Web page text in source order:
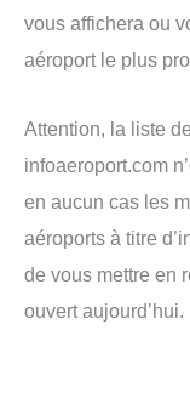
vous affichera ou
aéroport le plus
Attention, la liste
infoaeroport.com
en aucun cas les
aéroports à titre
de vous mettre en
ouvert aujourd’hui.